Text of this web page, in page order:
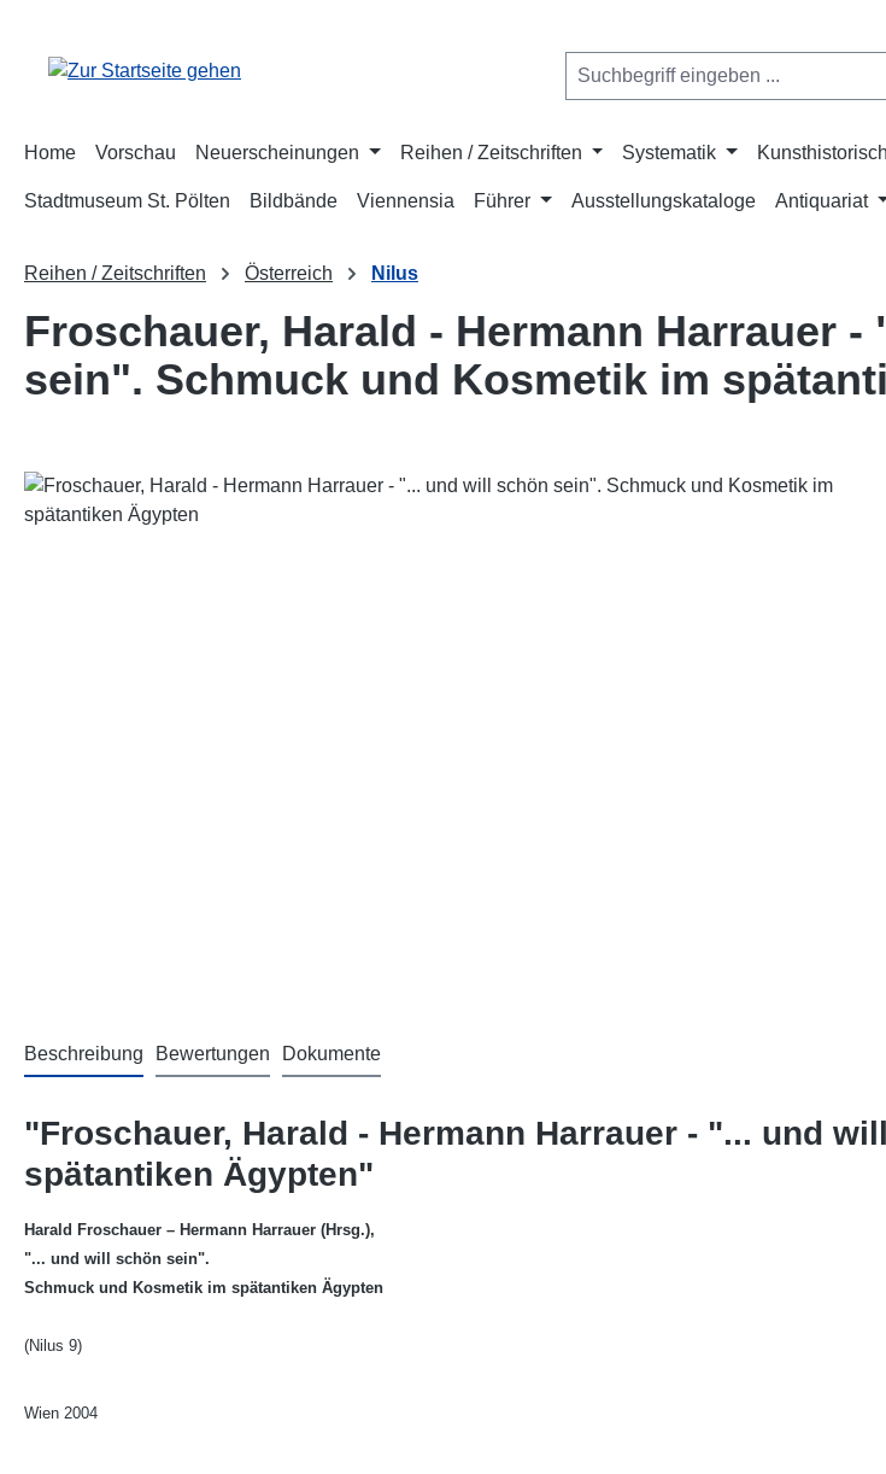
Home Vorschau Neuerscheinungen Reihen / Zeitschriften Systematik
Stadtmuseum St. Pölten Bildbände Viennensia Führer Ausstellungskataloge Antiquariat
Reihen / Zeitschriften Österreich Nilus
Froschauer, Harald - Hermann Harrauer
sein". Schmuck und Kosmetik im
Bildergalerie überspringen
Beschreibung Bewertungen Dokumente
"Froschauer, Harald - Hermann Harrauer - "... und
spätantiken Ägypten"
Harald Froschauer – Hermann Harrauer (Hrsg.),
"... und will schön sein".
Schmuck und Kosmetik im spätantiken Ägypten
(Nilus 9)
Wien 2004